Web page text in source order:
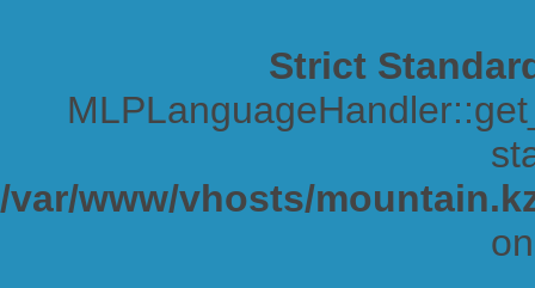
Strict
/var/www/vhosts/